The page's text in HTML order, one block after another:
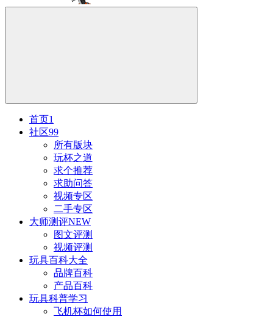
首页1
社区99
所有版块
玩杯之道
求个推荐
求助问答
视频专区
二手专区
大师测评NEW
图文评测
视频评测
玩具百科大全
品牌百科
产品百科
玩具科普学习
飞机杯如何使用